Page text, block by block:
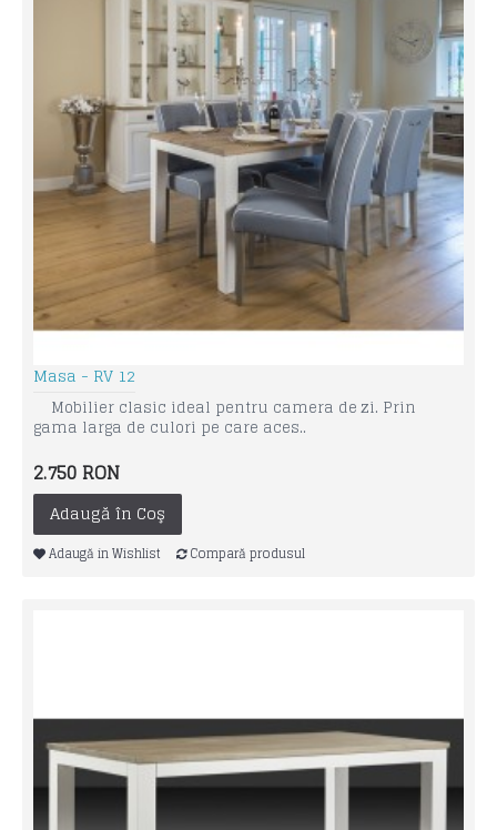
Masa - RV 12
Mobilier clasic ideal pentru camera de zi. Prin
gama larga de culori pe care aces..
2.750 RON
Adaugă în Coş
Adaugă in Wishlist Compară produsul